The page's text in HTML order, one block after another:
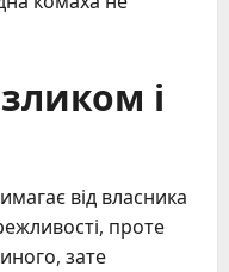
і
від власника
проте
зате